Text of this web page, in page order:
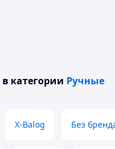
в категории Ручные
X-Balog Без